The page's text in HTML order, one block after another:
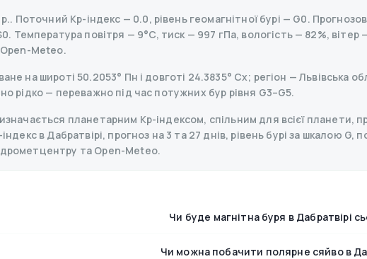
. Поточний Kp-індекс — 0.0, рівень геомагнітної бурі — G0.
0. Температура повітря — 9°C, тиск — 997 гПа, вологість — 82%,
Open-Meteo.
на широті 50.2053° Пн і довготі 24.3835° Сх; регіон — Львівська
рідко — переважно під час потужних бур рівня G3–G5.
планетарним Kp-індексом, спільним для всієї планети,
в Дабратвірі, прогноз на 3 та 27 днів, рівень бурі за шкалою G,
та Open-Meteo.
Чи буде магнітна буря в Дабратвірі
Чи можна побачити полярне сяйво в